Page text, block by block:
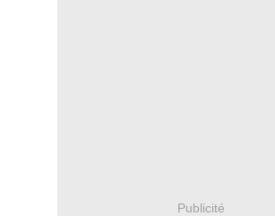
Publicité